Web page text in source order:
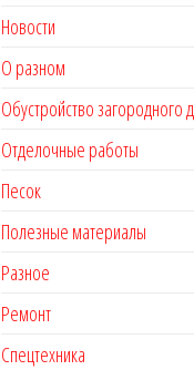
Новости
О разном
Обустройство загородного
Отделочные работы
Песок
Полезные материалы
Разное
Ремонт
Спецтехника